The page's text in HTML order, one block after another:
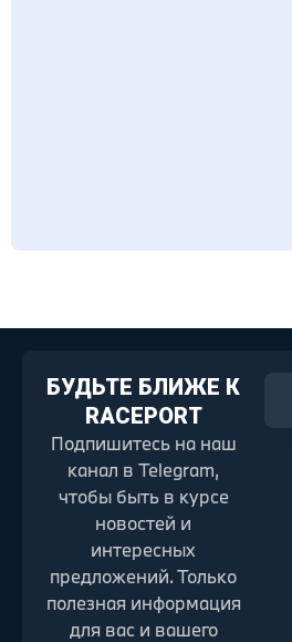
БУДЬТЕ БЛИЖЕ К
RACEPORT
Подпишитесь на наш
канал в Telegram,
чтобы быть в курсе
новостей и
интересных
предложений. Только
полезная информация
для вас и вашего